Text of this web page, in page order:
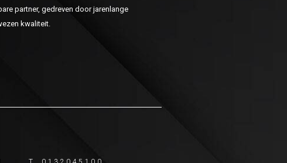
partner, gedreven door jarenlange
kwaliteit.